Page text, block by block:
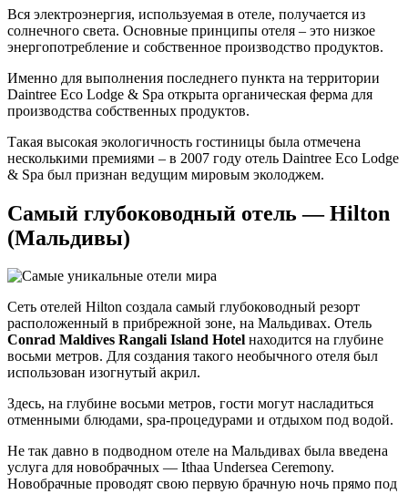
Вся электроэнергия, используемая в отеле, получается из
солнечного света. Основные принципы отеля – это низкое
энергопотребление и собственное производство продуктов.
Именно для выполнения последнего пункта на территории
Daintree Eco Lodge & Spa открыта органическая ферма для
производства собственных продуктов.
Такая высокая экологичность гостиницы была отмечена
несколькими премиями – в 2007 году отель Daintree Eco Lodge
& Spa был признан ведущим мировым эколоджем.
Самый глубоководный отель — Hilton
(Мальдивы)
Сеть отелей Hilton создала самый глубоководный резорт
расположенный в прибрежной зоне, на Мальдивах. Отель
Conrad Maldives Rangali Island Hotel находится на глубине
восьми метров. Для создания такого необычного отеля был
использован изогнутый акрил.
Здесь, на глубине восьми метров, гости могут насладиться
отменными блюдами, spa-процедурами и отдыхом под водой.
Не так давно в подводном отеле на Мальдивах была введена
услуга для новобрачных — Ithaa Undersea Ceremony.
Новобрачные проводят свою первую брачную ночь прямо под